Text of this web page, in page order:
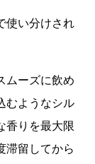
使い分けされ
ムーズに飲め
むようなシル
香りを最大限
滞留してから